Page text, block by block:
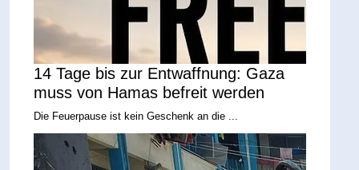
14 Tage bis zur Entwaffnung: Gaza
muss von Hamas befreit werden
Die Feuerpause ist kein Geschenk an die ...